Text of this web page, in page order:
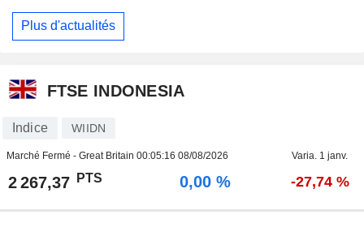
Plus d'actualités
FTSE INDONESIA
Indice WIIDN
Marché Fermé - Great Britain 00:05:16 08/08/2026 Varia. 1 janv.
2 267,37 PTS 0,00 % -27,74 %